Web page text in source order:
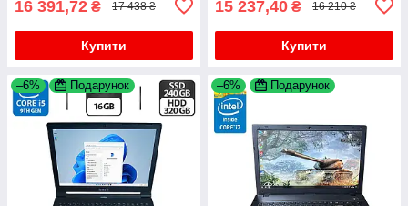
16 391,72 ₴ 17 438 ₴
Купити
15 237,40 ₴ 16 210 ₴
Купити
–6% Подарунок –6% Подарунок